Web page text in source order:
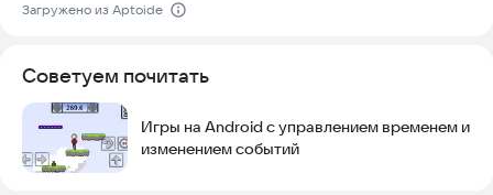
Загружено из Aptoide
Советуем почитать
Игры на Android с управлением временем и
изменением событий